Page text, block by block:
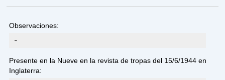
Observaciones:
-
Presente en la Nueve en la revista de tropas del 15/6/1944 en
Inglaterra: